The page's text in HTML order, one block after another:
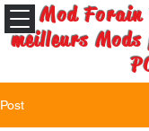
Mod Forain
meilleurs
Post